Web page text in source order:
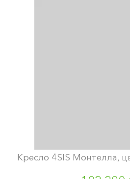
Кресло 4SIS Монтелла,